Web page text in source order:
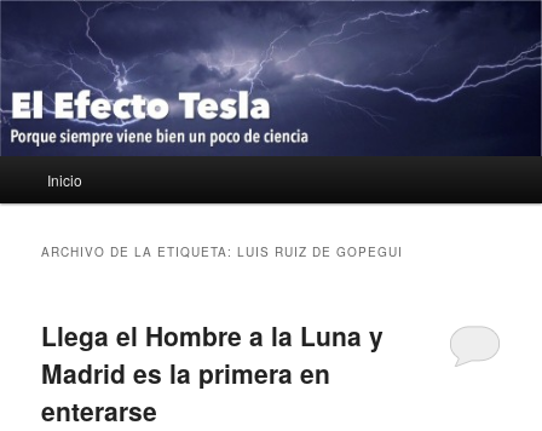
contenido
principal
contenido
secundario
El Efecto Tesla
Porque siempre viene bien un poco de ciencia
principal
Inicio
ARCHIVO DE LA ETIQUETA:LUIS RUIZ DE GOPEGUI
Llega el Hombre a la Luna y
Madrid es la primera en
enterarse